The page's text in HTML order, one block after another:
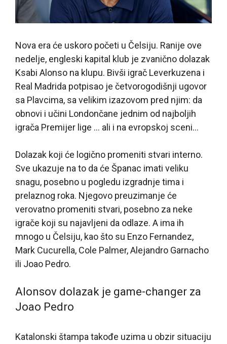
Nova era će uskoro početi u Čelsiju. Ranije ove
nedelje, engleski kapital klub je zvanično dolazak
Ksabi Alonso na klupu. Bivši igrač Leverkuzena i
Real Madrida potpisao je četvorogodišnji ugovor
sa Plavcima, sa velikim izazovom pred njim: da
obnovi i učini Londončane jednim od najboljih
igrača Premijer lige … ali i na evropskoj sceni…
Dolazak koji će logično promeniti stvari interno.
Sve ukazuje na to da će Španac imati veliku
snagu, posebno u pogledu izgradnje tima i
prelaznog roka. Njegovo preuzimanje će
verovatno promeniti stvari, posebno za neke
igrače koji su najavljeni da odlaze. A ima ih
mnogo u Čelsiju, kao što su Enzo Fernandez,
Mark Cucurella, Cole Palmer, Alejandro Garnacho
ili Joao Pedro.
Alonsov dolazak je game-changer za
Joao Pedro
Katalonski štampa takođe uzima u obzir situaciju